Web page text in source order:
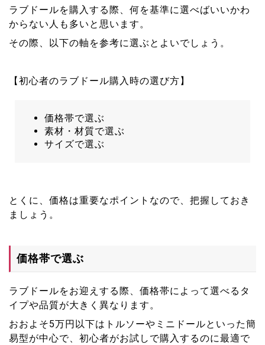
ラブドールを購入する際、何を基準に選べばいいかわ
からない人も多いと思います。
その際、以下の軸を参考に選ぶとよいでしょう。
【初心者のラブドール購入時の選び方】
価格帯で選ぶ
素材・材質で選ぶ
サイズで選ぶ
とくに、価格は重要なポイントなので、把握しておき
ましょう。
価格帯で選ぶ
ラブドールをお迎えする際、価格帯によって選べるタ
イプや品質が大きく異なります。
おおよそ5万円以下はトルソーやミニドールといった簡
易型が中心で、初心者がお試しで購入するのに最適で